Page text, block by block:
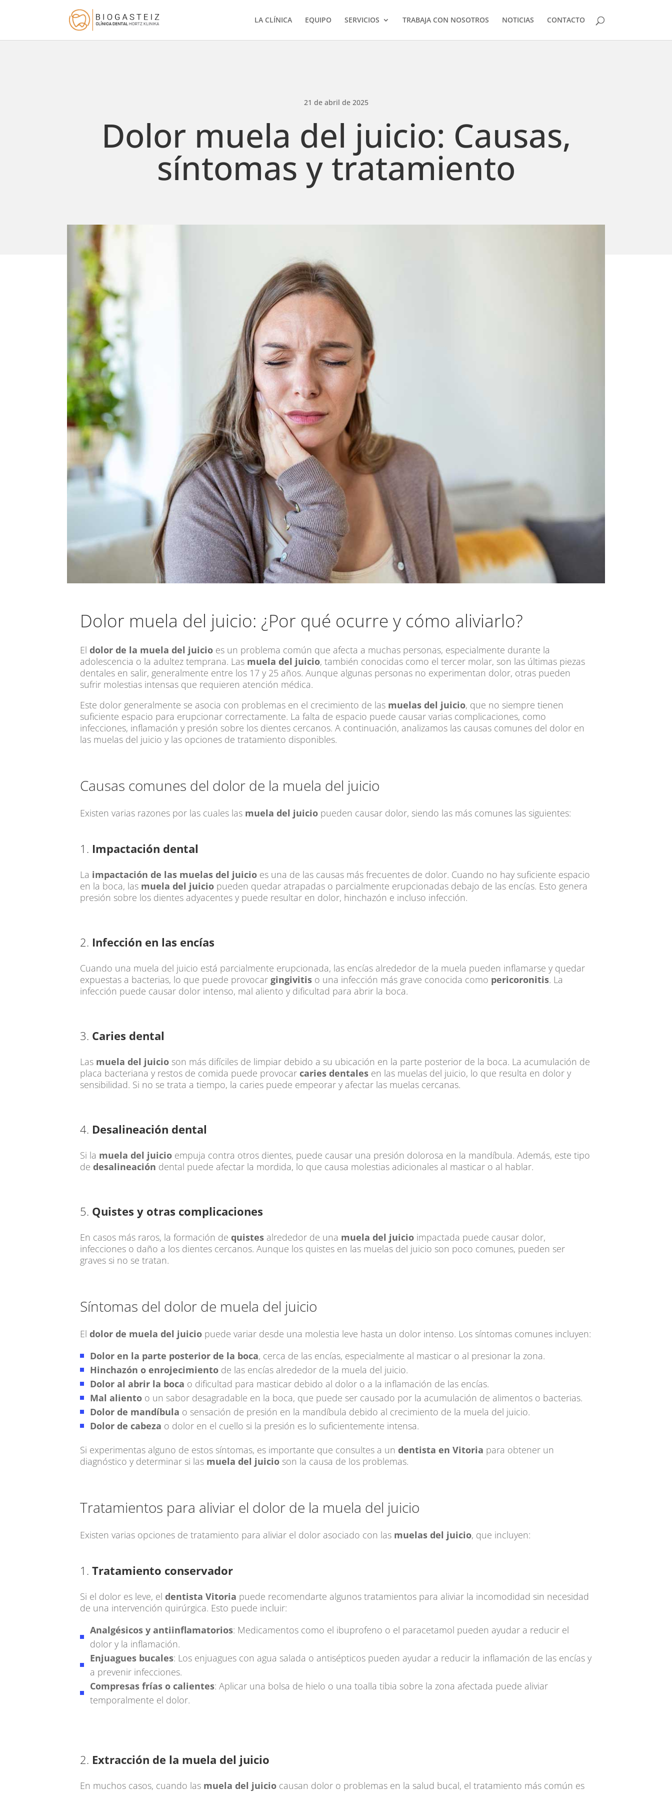
LA CLÍNICA EQUIPO SERVICIOS TRABAJA CON NOSOTROS NOTICIAS CONTACTO
21 de abril de 2025
Dolor muela del juicio: Causas,
síntomas y tratamiento
Dolor muela del juicio: ¿Por qué ocurre y cómo aliviarlo?
El dolor de la muela del juicio es un problema común que afecta a muchas personas, especialmente durante la
adolescencia o la adultez temprana. Las muela del juicio, también conocidas como el tercer molar, son las últimas piezas
dentales en salir, generalmente entre los 17 y 25 años. Aunque algunas personas no experimentan dolor, otras pueden
sufrir molestias intensas que requieren atención médica.
Este dolor generalmente se asocia con problemas en el crecimiento de las muelas del juicio, que no siempre tienen
suficiente espacio para erupcionar correctamente. La falta de espacio puede causar varias complicaciones, como
infecciones, inflamación y presión sobre los dientes cercanos. A continuación, analizamos las causas comunes del dolor en
las muelas del juicio y las opciones de tratamiento disponibles.
Causas comunes del dolor de la muela del juicio
Existen varias razones por las cuales las muela del juicio pueden causar dolor, siendo las más comunes las siguientes:
1. Impactación dental
La impactación de las muelas del juicio es una de las causas más frecuentes de dolor. Cuando no hay suficiente espacio
en la boca, las muela del juicio pueden quedar atrapadas o parcialmente erupcionadas debajo de las encías. Esto genera
presión sobre los dientes adyacentes y puede resultar en dolor, hinchazón e incluso infección.
2. Infección en las encías
Cuando una muela del juicio está parcialmente erupcionada, las encías alrededor de la muela pueden inflamarse y quedar
expuestas a bacterias, lo que puede provocar gingivitis o una infección más grave conocida como pericoronitis. La
infección puede causar dolor intenso, mal aliento y dificultad para abrir la boca.
3. Caries dental
Las muela del juicio son más difíciles de limpiar debido a su ubicación en la parte posterior de la boca. La acumulación de
placa bacteriana y restos de comida puede provocar caries dentales en las muelas del juicio, lo que resulta en dolor y
sensibilidad. Si no se trata a tiempo, la caries puede empeorar y afectar las muelas cercanas.
4. Desalineación dental
Si la muela del juicio empuja contra otros dientes, puede causar una presión dolorosa en la mandíbula. Además, este tipo
de desalineación dental puede afectar la mordida, lo que causa molestias adicionales al masticar o al hablar.
5. Quistes y otras complicaciones
En casos más raros, la formación de quistes alrededor de una muela del juicio impactada puede causar dolor,
infecciones o daño a los dientes cercanos. Aunque los quistes en las muelas del juicio son poco comunes, pueden ser
graves si no se tratan.
Síntomas del dolor de muela del juicio
El dolor de muela del juicio puede variar desde una molestia leve hasta un dolor intenso. Los síntomas comunes incluyen:
Dolor en la parte posterior de la boca, cerca de las encías, especialmente al masticar o al presionar la zona.
Hinchazón o enrojecimiento de las encías alrededor de la muela del juicio.
Dolor al abrir la boca o dificultad para masticar debido al dolor o a la inflamación de las encías.
Mal aliento o un sabor desagradable en la boca, que puede ser causado por la acumulación de alimentos o bacterias.
Dolor de mandíbula o sensación de presión en la mandíbula debido al crecimiento de la muela del juicio.
Dolor de cabeza o dolor en el cuello si la presión es lo suficientemente intensa.
Si experimentas alguno de estos síntomas, es importante que consultes a un dentista en Vitoria para obtener un
diagnóstico y determinar si las muela del juicio son la causa de los problemas.
Tratamientos para aliviar el dolor de la muela del juicio
Existen varias opciones de tratamiento para aliviar el dolor asociado con las muelas del juicio, que incluyen:
1. Tratamiento conservador
Si el dolor es leve, el dentista Vitoria puede recomendarte algunos tratamientos para aliviar la incomodidad sin necesidad
de una intervención quirúrgica. Esto puede incluir:
Analgésicos y antiinflamatorios: Medicamentos como el ibuprofeno o el paracetamol pueden ayudar a reducir el
dolor y la inflamación.
Enjuagues bucales: Los enjuagues con agua salada o antisépticos pueden ayudar a reducir la inflamación de las encías y
a prevenir infecciones.
Compresas frías o calientes: Aplicar una bolsa de hielo o una toalla tibia sobre la zona afectada puede aliviar
temporalmente el dolor.
2. Extracción de la muela del juicio
En muchos casos, cuando las muela del juicio causan dolor o problemas en la salud bucal, el tratamiento más común es